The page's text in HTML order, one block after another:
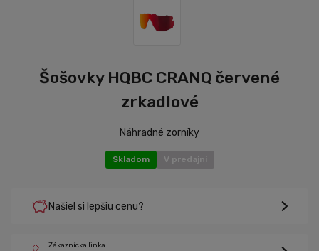
Šošovky HQBC CRANQ červené
zrkadlové
Náhradné zorníky
Skladom V predajni
Našiel si lepšiu cenu?
Zákaznícka linka